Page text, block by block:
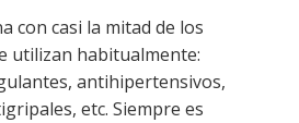
con casi la mitad de los
utilizan habitualmente:
antihipertensivos,
etc. Siempre es